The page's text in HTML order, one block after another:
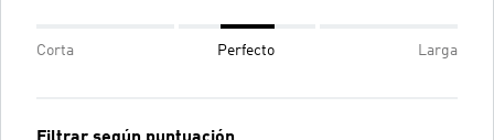
Corta Perfecto Larga